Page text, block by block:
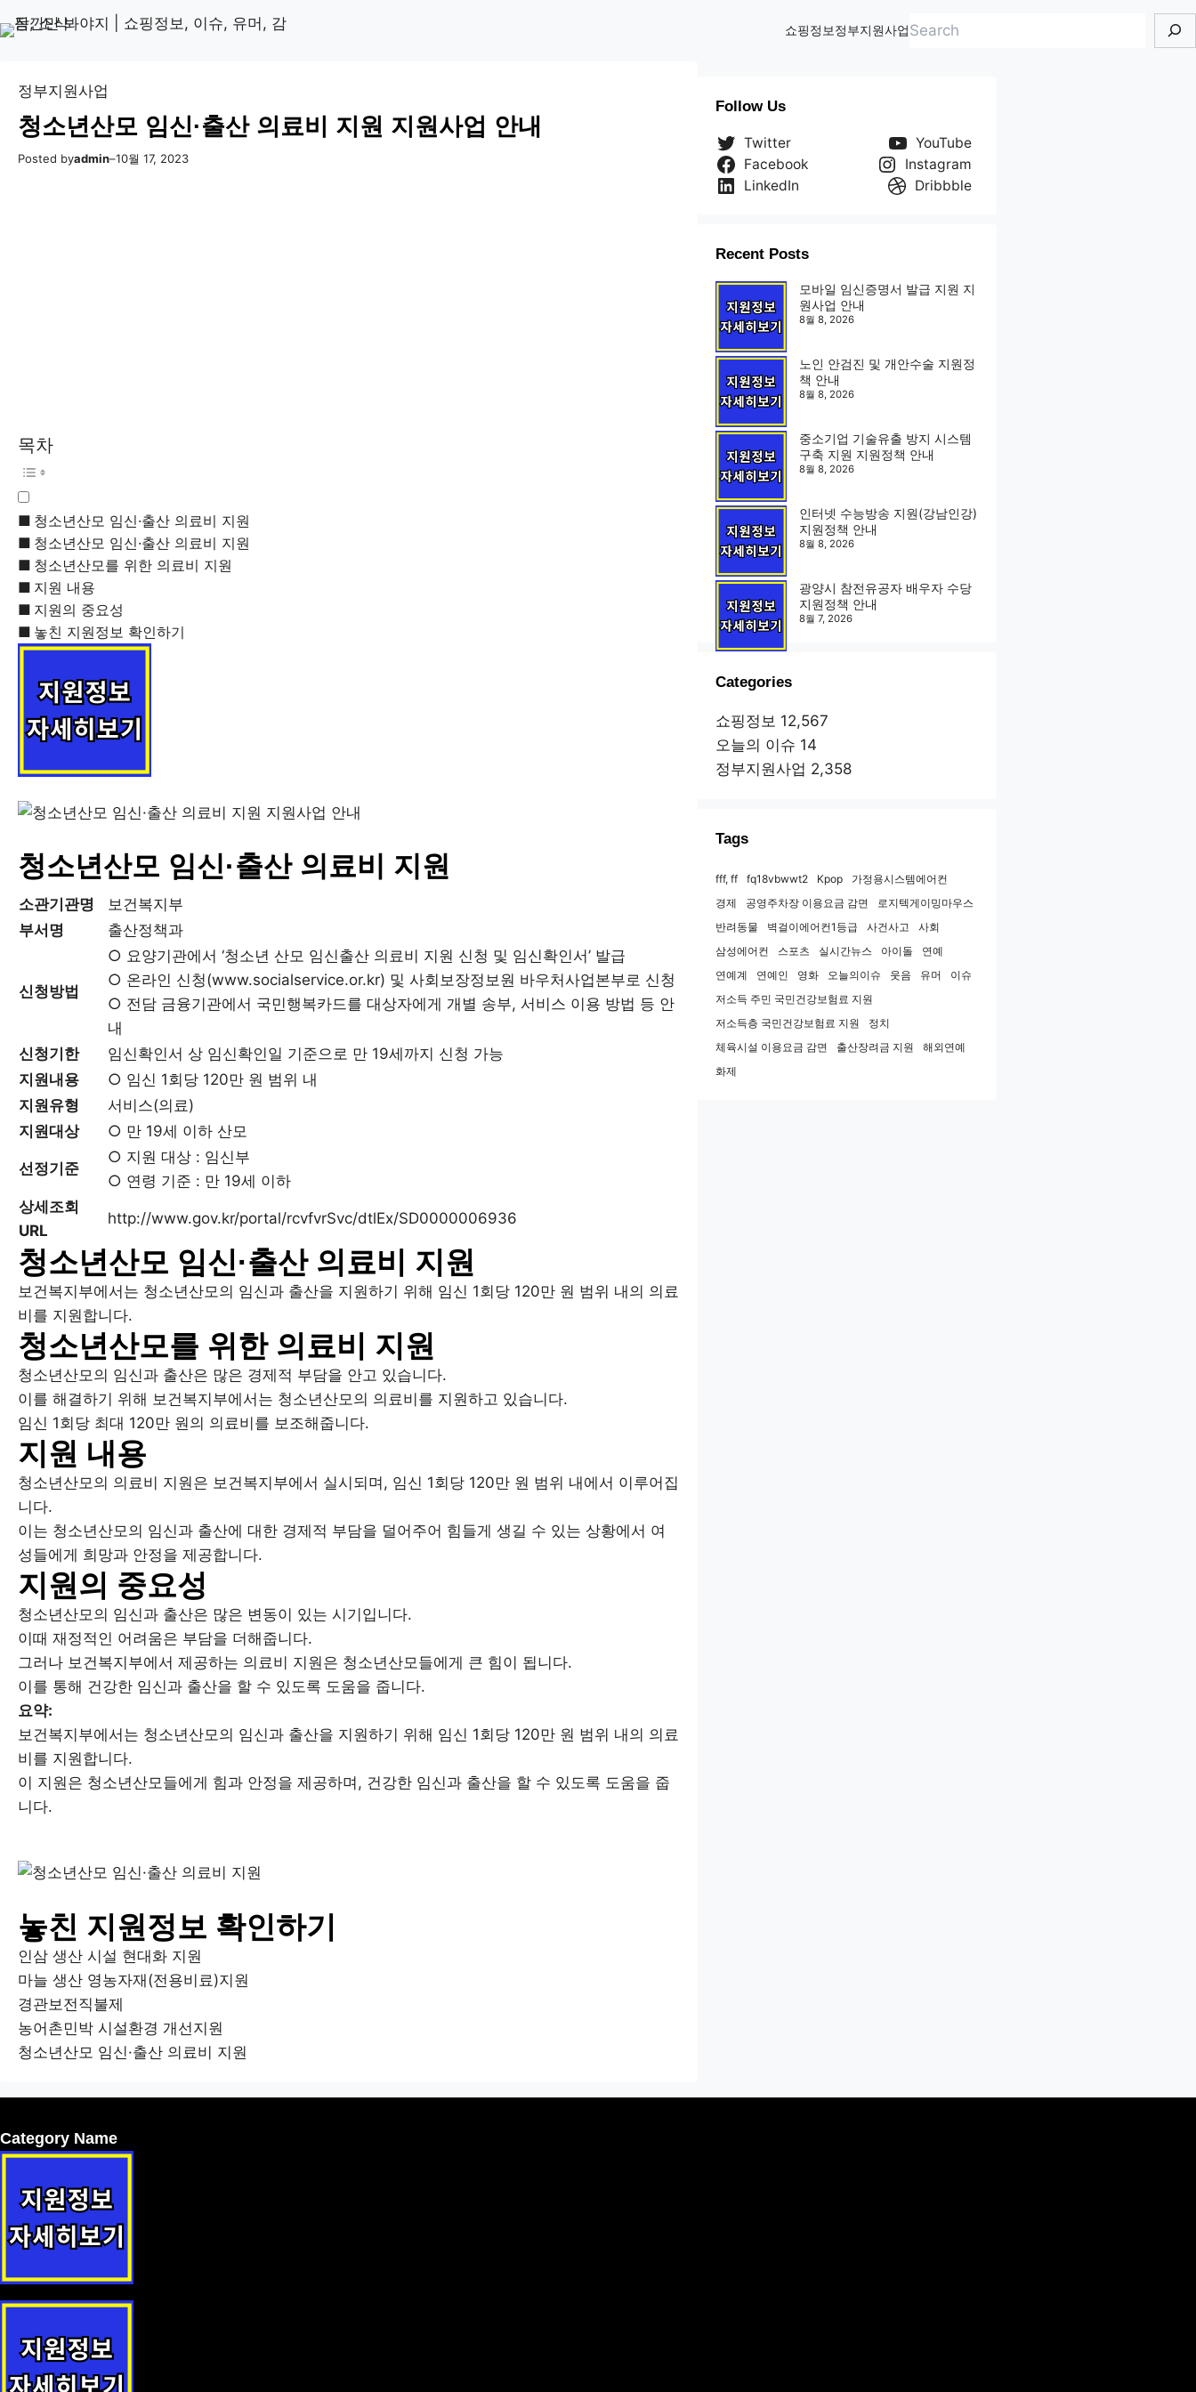
텐
to
쇼핑정보정부지원사업검
정부지원사업
청소년산모 임신·출산 의료비 지원 지원사업 안내
Posted byadmin–10월 17, 2023
목차
청소년산모 임신·출산 의료비 지원
청소년산모 임신·출산 의료비 지원
청소년산모를 위한 의료비 지원
지원 내용
지원의 중요성
놓친 지원정보 확인하기
청소년산모 임신·출산 의료비 지원
소관기관명
보건복지부
부서명
출산정책과
신청방법
○ 요양기관에서 ‘청소년 산모 임신출산 의료비 지원 신청 및 임신확인서’ 발급
○ 온라인 신청(www.socialservice.or.kr) 및 사회보장정보원 바우처사업본부로 신청
○ 전담 금융기관에서 국민행복카드를 대상자에게 개별 송부, 서비스 이용 방법 등 안
내
신청기한
임신확인서 상 임신확인일 기준으로 만 19세까지 신청 가능
지원내용
○ 임신 1회당 120만 원 범위 내
지원유형
서비스(의료)
지원대상
○ 만 19세 이하 산모
선정기준
○ 지원 대상 : 임신부
○ 연령 기준 : 만 19세 이하
상세조회
URL
http://www.gov.kr/portal/rcvfvrSvc/dtlEx/SD0000006936
청소년산모 임신·출산 의료비 지원
보건복지부에서는 청소년산모의 임신과 출산을 지원하기 위해 임신 1회당 120만 원 범위 내의 의료
비를 지원합니다.
청소년산모를 위한 의료비 지원
청소년산모의 임신과 출산은 많은 경제적 부담을 안고 있습니다.
이를 해결하기 위해 보건복지부에서는 청소년산모의 의료비를 지원하고 있습니다.
임신 1회당 최대 120만 원의 의료비를 보조해줍니다.
지원 내용
청소년산모의 의료비 지원은 보건복지부에서 실시되며, 임신 1회당 120만 원 범위 내에서 이루어집
니다.
이는 청소년산모의 임신과 출산에 대한 경제적 부담을 덜어주어 힘들게 생길 수 있는 상황에서 여
성들에게 희망과 안정을 제공합니다.
지원의 중요성
청소년산모의 임신과 출산은 많은 변동이 있는 시기입니다.
이때 재정적인 어려움은 부담을 더해줍니다.
그러나 보건복지부에서 제공하는 의료비 지원은 청소년산모들에게 큰 힘이 됩니다.
이를 통해 건강한 임신과 출산을 할 수 있도록 도움을 줍니다.
요약:
보건복지부에서는 청소년산모의 임신과 출산을 지원하기 위해 임신 1회당 120만 원 범위 내의 의료
비를 지원합니다.
이 지원은 청소년산모들에게 힘과 안정을 제공하며, 건강한 임신과 출산을 할 수 있도록 도움을 줍
니다.
놓친 지원정보 확인하기
인삼 생산 시설 현대화 지원
마늘 생산 영농자재(전용비료)지원
경관보전직불제
농어촌민박 시설환경 개선지원
청소년산모 임신·출산 의료비 지원
Follow Us
Twitter
YouTube
Facebook
Instagram
LinkedIn
Dribbble
Recent Posts
모바일 임신증명서 발급 지원 지
원사업 안내
8월 8, 2026
노인 안검진 및 개안수술 지원정
책 안내
8월 8, 2026
중소기업 기술유출 방지 시스템
구축 지원 지원정책 안내
8월 8, 2026
인터넷 수능방송 지원(강남인강)
지원정책 안내
8월 8, 2026
광양시 참전유공자 배우자 수당
지원정책 안내
8월 7, 2026
Categories
쇼핑정보 12,567
오늘의 이슈 14
정부지원사업 2,358
Tags
fff, ff fq18vbwwt2 Kpop
가정용시스템에어컨
경제
공영주차장 이용요금 감면
로지텍게이밍마우스
반려동물
벽걸이에어컨1등급 사건사고
사회
삼성에어컨
스포츠 실시간뉴스 아이돌
연예
연예계
연예인 영화 오늘의이슈 웃음 유머
이슈
저소득 주민 국민건강보험료 지원
저소득층 국민건강보험료 지원
정치
체육시설 이용요금 감면
출산장려금 지원
해외연예
화제
Category Name